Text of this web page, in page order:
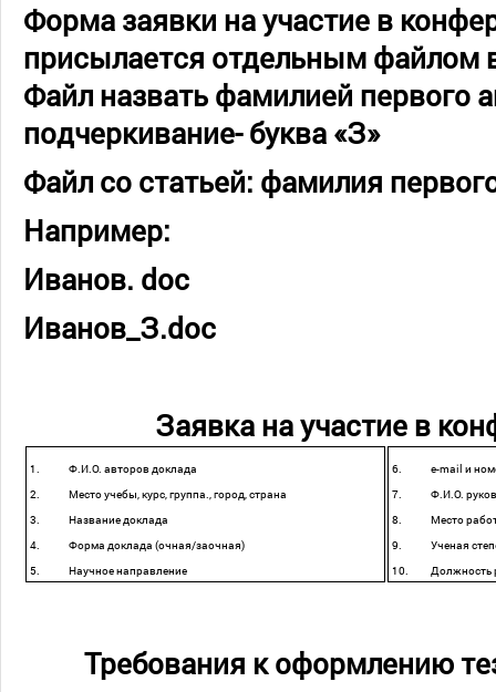
Форма заявки на участие в
присылается отдельным файлом
Файл назвать фамилией первого
подчеркивание- буква «З»
Файл со статьей: фамилия
Например:
Иванов. doc
Иванов_З.doc
Заявка на участие в
1. Ф.И.О. авторов доклада
2. Место учебы, курс, группа., город, страна
3. Название доклада
4. Форма доклада (очная/заочная)
5. Научное направление
6. e-mail и номер
7. Ф.И.О.
8. Место
9. Ученая
10. Должность
Требования к оформлению